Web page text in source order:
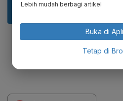
Lebih mudah berbagi artikel
Buka di
Tetap di